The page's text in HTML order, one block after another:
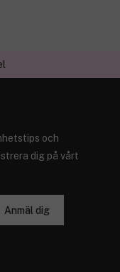
och
dig på vårt
Anmäl dig